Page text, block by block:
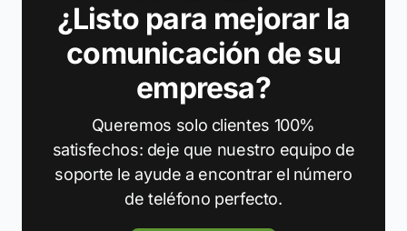
¿Listo para mejorar la
comunicación de su
empresa?
Queremos solo clientes 100%
satisfechos: deje que nuestro equipo de
soporte le ayude a encontrar el número
de teléfono perfecto.